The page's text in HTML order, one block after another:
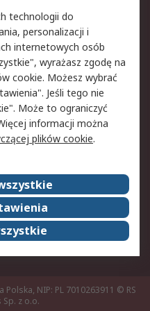
Polityka dotycząca
plików cookie
Użytkowanie witryny
Warunki Sprzedaży
Kontakt
RS na świecie
Nagrody dla RS
NIP: PL 7010263911 © RS
z o.o.
technologii do
personalizacji i
internetowych osób
wyrażasz zgodę na
cookie. Możesz wybrać
Jeśli tego nie
Może to ograniczyć
informacji można
plików cookie.